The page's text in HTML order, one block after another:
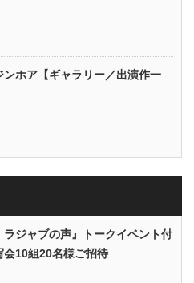
ンホア【ギャラリー／出演作一
ラジャブの声』トークイベント付
会10組20名様ご招待